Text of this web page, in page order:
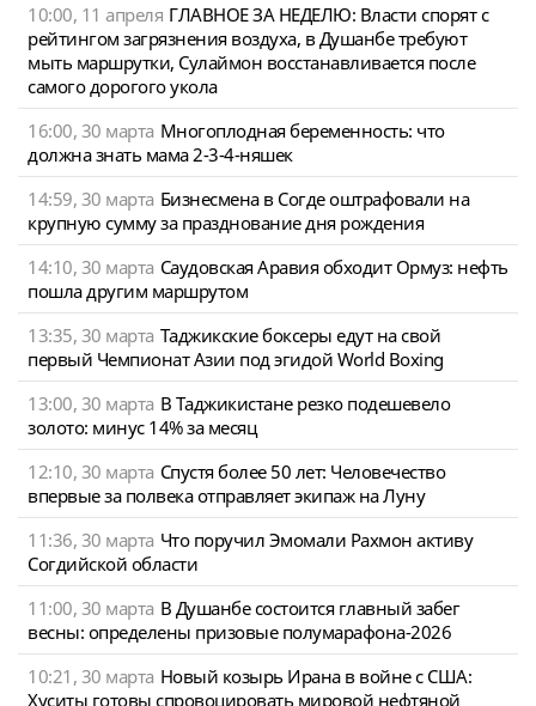
10:00, 11 апреля ГЛАВНОЕ ЗА НЕДЕЛЮ: Власти спорят с
рейтингом загрязнения воздуха, в Душанбе требуют
мыть маршрутки, Сулаймон восстанавливается после
самого дорогого укола
16:00, 30 марта Многоплодная беременность: что
должна знать мама 2-3-4-няшек
14:59, 30 марта Бизнесмена в Согде оштрафовали на
крупную сумму за празднование дня рождения
14:10, 30 марта Саудовская Аравия обходит Ормуз: нефть
пошла другим маршрутом
13:35, 30 марта Таджикские боксеры едут на свой
первый Чемпионат Азии под эгидой World Boxing
13:00, 30 марта В Таджикистане резко подешевело
золото: минус 14% за месяц
12:10, 30 марта Спустя более 50 лет: Человечество
впервые за полвека отправляет экипаж на Луну
11:36, 30 марта Что поручил Эмомали Рахмон активу
Согдийской области
11:00, 30 марта В Душанбе состоится главный забег
весны: определены призовые полумарафона-2026
10:21, 30 марта Новый козырь Ирана в войне с США:
Хуситы готовы спровоцировать мировой нефтяной